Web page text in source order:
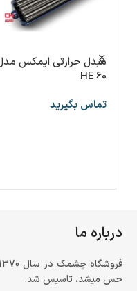
مبدل حرارتی ایمکس
HE 60
تماس بگیرید
درباره ما
حس میشد، تاسیس شد.